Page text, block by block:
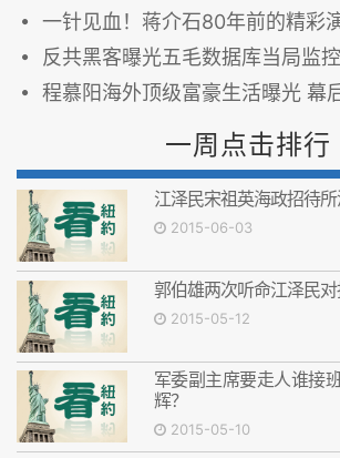
一针见血！蒋介石80年前的精彩
反共黑客曝光五毛数据库当局监
程慕阳海外顶级富豪生活曝光 幕
一周点击排行
江泽民宋祖英海政招待
2015-06-03
郭伯雄两次听命江泽民
2015-05-12
军委副主席要走人谁接
辉？
2015-05-10